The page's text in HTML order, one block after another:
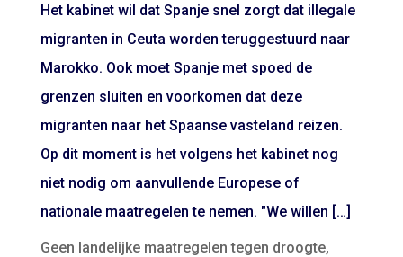
Het kabinet wil dat Spanje snel zorgt dat illegale
migranten in Ceuta worden teruggestuurd naar
Marokko. Ook moet Spanje met spoed de
grenzen sluiten en voorkomen dat deze
migranten naar het Spaanse vasteland reizen.
Op dit moment is het volgens het kabinet nog
niet nodig om aanvullende Europese of
nationale maatregelen te nemen. "We willen […]
Geen landelijke maatregelen tegen droogte,